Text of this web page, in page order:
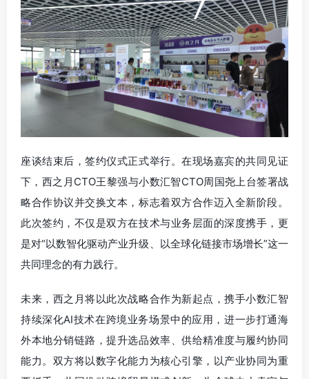
座谈结束后，签约仪式正式举行。在现场嘉宾的共同见证
下，西之月CTO王黎强与小数汇智CTO周国尧上台签署战
略合作协议并交换文本，标志着双方合作迈入全新阶段。
此次签约，不仅是双方在技术与业务层面的深度携手，更
是对“以数智化驱动产业升级、以全球化链接市场增长”这一
共同理念的有力践行。
未来，西之月将以此次战略合作为新起点，携手小数汇智
持续深化AI技术在跨境业务场景中的应用，进一步打通海
外本地分销链路，提升选品效率、供给精准度与履约协同
能力。双方将以数字化能力为核心引擎，以产业协同为重